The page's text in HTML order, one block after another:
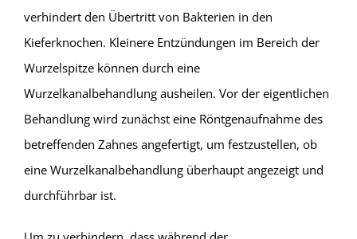
verhindert den Übertritt von Bakterien in den
Kieferknochen. Kleinere Entzündungen im Bereich der
Wurzelspitze können durch eine
Wurzelkanalbehandlung ausheilen. Vor der eigentlichen
Behandlung wird zunächst eine Röntgenaufnahme des
betreffenden Zahnes angefertigt, um festzustellen, ob
eine Wurzelkanalbehandlung überhaupt angezeigt und
durchführbar ist.